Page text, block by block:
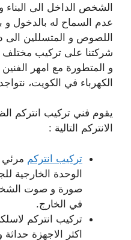
الشخص الداخل الى البناء
عدم السماح له بالدخول و
اللصوص و المتسللين الى
شركتنا على تركيب مختلف
و المتطورة مع امهر
الكهرباء في الكويت،
يقوم فني تركيب انتركم
الانتركم التالية :
تركيب انتركم مرئي
الوحدة الخارجية
صورة و صوت
في الخارج.
تركيب انتركم
اكثر الاجهزة